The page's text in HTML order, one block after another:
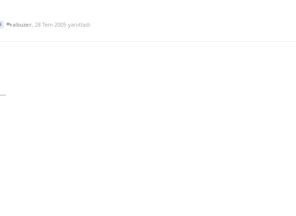
abuzer, 28 Tem 2005yanıtladı